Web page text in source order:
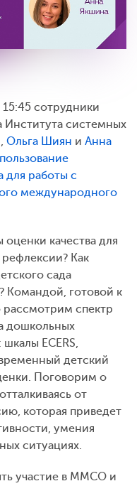
сотрудники
Института системных
, Ольга Шиян и Анна
для работы с
международного
оценки качества для
Как
сада
Командой, готовой к
спектр
дошкольных
ECERS,
детский
Поговорим о
от
которая приведет
умения
ситуациях.
участие в ММСО и